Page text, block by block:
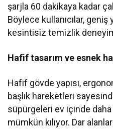
şarjla 60 dakikaya kadar
Böylece kullanıcılar, geniş
kesintisiz temizlik
Hafif tasarım ve esnek
Hafif gövde yapısı,
başlık hareketleri
süpürgeleri ev içinde
mümkün kılıyor. Dar